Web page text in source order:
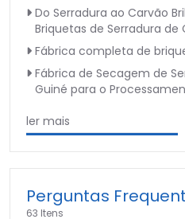
Do Serradura ao Carvão
Briquetas de Serradura de
Fábrica completa de
Fábrica de Secagem de
Guiné para o
ler mais
Perguntas
63 Itens